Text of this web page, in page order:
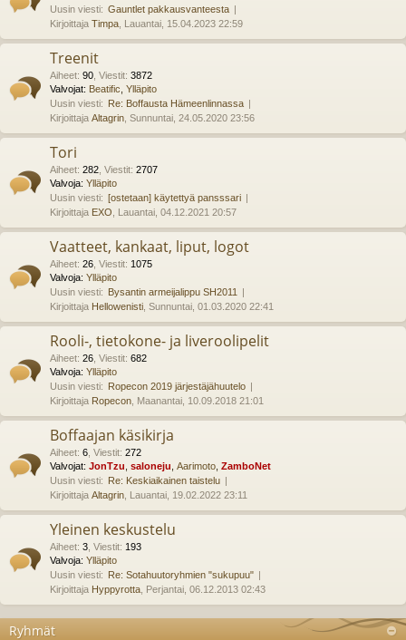
Uusin viesti: Gauntlet pakkausvanteesta
Kirjoittaja Timpa , Lauantai, 15.04.2023 22:59
Treenit
Aiheet: 90 Viestit: 3872
Valvojat: Beatific Ylläpito
Uusin viesti: Re: Boffausta Hämeenlinnassa
Kirjoittaja Altagrin , Sunnuntai, 24.05.2020 23:56
Tori
Aiheet: 282 Viestit: 2707
Valvoja: Ylläpito
Uusin viesti: [ostetaan] käytettyä pansssari
Kirjoittaja EXO , Lauantai, 04.12.2021 20:57
Vaatteet, kankaat, liput, logot
Aiheet: 26 Viestit: 1075
Valvoja: Ylläpito
Uusin viesti: Bysantin armeijalippu SH2011
Kirjoittaja Hellowenisti , Sunnuntai, 01.03.2020 22:41
Rooli-, tietokone- ja liveroolipelit
Aiheet: 26 Viestit: 682
Valvoja: Ylläpito
Uusin viesti: Ropecon 2019 järjestäjähuutelo
Kirjoittaja Ropecon , Maanantai, 10.09.2018 21:01
Boffaajan käsikirja
Aiheet: 6 Viestit: 272
Valvojat: JonTzu saloneju Aarimoto ZamboNet
Uusin viesti: Re: Keskiaikainen taistelu
Kirjoittaja Altagrin , Lauantai, 19.02.2022 23:11
Yleinen keskustelu
Aiheet: 3 Viestit: 193
Valvoja: Ylläpito
Uusin viesti: Re: Sotahuutoryhmien "sukupuu"
Kirjoittaja Hyppyrotta , Perjantai, 06.12.2013 02:43
Ryhmät